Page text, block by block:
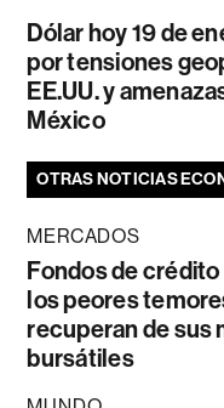
Dólar hoy 19 de
por tensiones
EE.UU. y
México
OTRAS NOTICIAS
MERCADOS
Fondos de
los peores
recuperan de sus
bursátiles